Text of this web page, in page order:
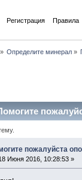
Регистрация Правила
Определите минерал »
пожалуйста
Июня 2016, 10:28:53 »